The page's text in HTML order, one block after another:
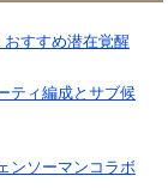
おすすめ潜在覚醒
ティ編成とサブ候
ンソーマンコラボ